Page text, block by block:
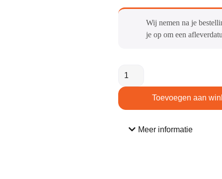
Wij nemen na je
je op om een
Toevoegen aan
Meer informatie